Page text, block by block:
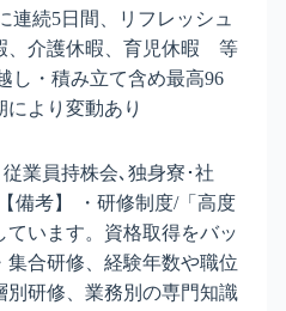
連続5日間、リフレッシュ
、介護休暇、育児休暇 等
し・積み立て含め最高96
より変動あり
従業員持株会､独身寮･社
備考】 ・研修制度/「高度
います。資格取得をバッ
集合研修、経験年数や職位
別研修、業務別の専門知識